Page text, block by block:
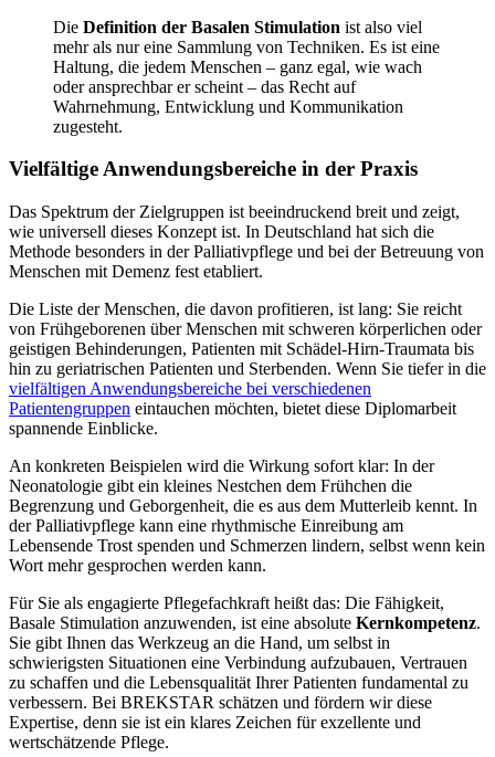
Die Definition der Basalen Stimulation ist also viel
mehr als nur eine Sammlung von Techniken. Es ist eine
Haltung, die jedem Menschen – ganz egal, wie wach
oder ansprechbar er scheint – das Recht auf
Wahrnehmung, Entwicklung und Kommunikation
zugesteht.
Vielfältige Anwendungsbereiche in der Praxis
Das Spektrum der Zielgruppen ist beeindruckend breit und zeigt,
wie universell dieses Konzept ist. In Deutschland hat sich die
Methode besonders in der Palliativpflege und bei der Betreuung von
Menschen mit Demenz fest etabliert.
Die Liste der Menschen, die davon profitieren, ist lang: Sie reicht
von Frühgeborenen über Menschen mit schweren körperlichen oder
geistigen Behinderungen, Patienten mit Schädel-Hirn-Traumata bis
hin zu geriatrischen Patienten und Sterbenden. Wenn Sie tiefer in die
vielfältigen Anwendungsbereiche bei verschiedenen
Patientengruppen eintauchen möchten, bietet diese Diplomarbeit
spannende Einblicke.
An konkreten Beispielen wird die Wirkung sofort klar: In der
Neonatologie gibt ein kleines Nestchen dem Frühchen die
Begrenzung und Geborgenheit, die es aus dem Mutterleib kennt. In
der Palliativpflege kann eine rhythmische Einreibung am
Lebensende Trost spenden und Schmerzen lindern, selbst wenn kein
Wort mehr gesprochen werden kann.
Für Sie als engagierte Pflegefachkraft heißt das: Die Fähigkeit,
Basale Stimulation anzuwenden, ist eine absolute Kernkompetenz.
Sie gibt Ihnen das Werkzeug an die Hand, um selbst in
schwierigsten Situationen eine Verbindung aufzubauen, Vertrauen
zu schaffen und die Lebensqualität Ihrer Patienten fundamental zu
verbessern. Bei BREKSTAR schätzen und fördern wir diese
Expertise, denn sie ist ein klares Zeichen für exzellente und
wertschätzende Pflege.